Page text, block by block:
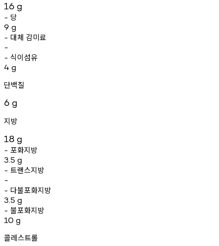
16 g
- 당
9 g
- 대체 감미료
-
- 식이섬유
4 g
단백질
6 g
지방
18 g
- 포화지방
3.5 g
- 트랜스지방
-
- 다불포화지방
3.5 g
- 불포화지방
10 g
콜레스트롤